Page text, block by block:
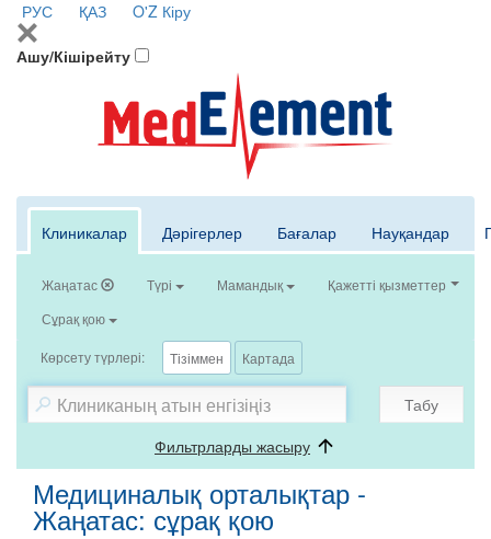
РУС ҚАЗ O'Z Кіру
Ашу/Кішірейту
Клиникалар Дәрігерлер Бағалар Науқандар
Жаңатас Түрі Мамандық
Қажетті қызметтер
Сұрақ қою
Көрсету түрлері: Тізіммен Картада
Табу
Фильтрларды жасыру
Медициналық орталықтар -
Жаңатас: сұрақ қою